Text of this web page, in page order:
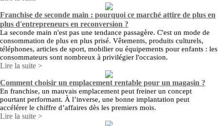
Franchise de seconde main : pourquoi ce marché attire de plus en
plus d'entrepreneurs en reconversion ?
La seconde main n'est pas une tendance passagère. C'est un mode de
consommation de plus en plus prisé. Vêtements, produits culturels,
téléphones, articles de sport, mobilier ou équipements pour enfants : les
consommateurs sont nombreux à privilégier l'occasion.
Lire la suite >
Comment choisir un emplacement rentable pour un magasin ?
En franchise, un mauvais emplacement peut freiner un concept
pourtant performant. À l’inverse, une bonne implantation peut
accélérer le chiffre d’affaires dès les premiers mois.
Lire la suite >